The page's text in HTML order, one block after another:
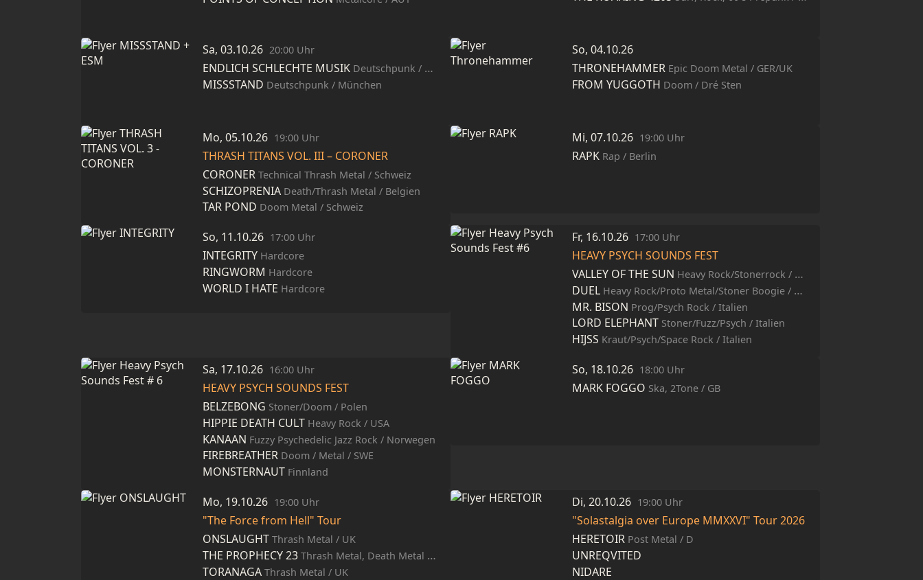
Sa, 03.10.26 20:00 Uhr
ENDLICH SCHLECHTE MUSIK Deutschpunk / Nürnberg
MISSSTAND Deutschpunk / München
So, 04.10.26
THRONEHAMMER Epic Doom Metal / GER/UK
FROM YUGGOTH Doom / Dré Sten
Mo, 05.10.26 19:00 Uhr
THRASH TITANS VOL. III – CORONER
CORONER Technical Thrash Metal / Schweiz
SCHIZOPRENIA Death/Thrash Metal / Belgien
TAR POND Doom Metal / Schweiz
Mi, 07.10.26 19:00 Uhr
RAPK Rap / Berlin
So, 11.10.26 17:00 Uhr
INTEGRITY Hardcore
RINGWORM Hardcore
WORLD I HATE Hardcore
Fr, 16.10.26 17:00 Uhr
HEAVY PSYCH SOUNDS FEST
VALLEY OF THE SUN Heavy Rock/Stonerrock / USA
DUEL Heavy Rock/Proto Metal/Stoner Boogie / Austin/TX
MR. BISON Prog/Psych Rock / Italien
LORD ELEPHANT Stoner/Fuzz/Psych / Italien
HIJSS Kraut/Psych/Space Rock / Italien
Sa, 17.10.26 16:00 Uhr
HEAVY PSYCH SOUNDS FEST
BELZEBONG Stoner/Doom / Polen
HIPPIE DEATH CULT Heavy Rock / USA
KANAAN Fuzzy Psychedelic Jazz Rock / Norwegen
FIREBREATHER Doom / Metal / SWE
MONSTERNAUT Finnland
So, 18.10.26 18:00 Uhr
MARK FOGGO Ska, 2Tone / GB
Mo, 19.10.26 19:00 Uhr
"The Force from Hell" Tour
ONSLAUGHT Thrash Metal / UK
THE PROPHECY 23 Thrash Metal, Death Metal / D
TORANAGA Thrash Metal / UK
Di, 20.10.26 19:00 Uhr
"Solastalgia over Europe MMXXVI" Tour 2026
HERETOIR Post Metal / D
UNREQVITED
NIDARE